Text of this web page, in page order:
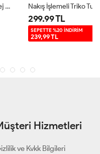
Nakış İşlemeli Triko Tunik Ekru NSY9027
299.99 TL
SEPETTE %20 İNDİRİM
Hizmetleri
ve Kvkk Bilgileri